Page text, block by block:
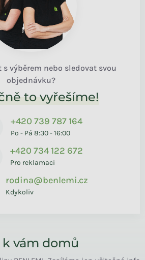
s výběrem nebo sledovat svou
objednávku?
to vyřešíme!
+420 739 787 164
Po - Pá 8:30 - 16:00
+420 734 122 672
Pro reklamaci
rodina@benlemi.cz
Kdykoliv
k vám domů